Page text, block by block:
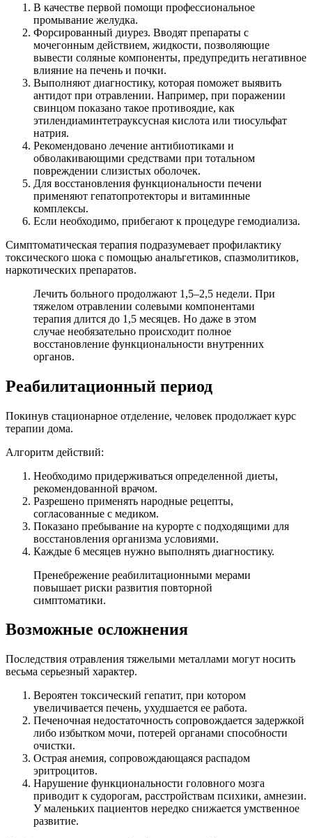
В качестве первой помощи профессиональное
промывание желудка.
Форсированный диурез. Вводят препараты с
мочегонным действием, жидкости, позволяющие
вывести соляные компоненты, предупредить негативное
влияние на печень и почки.
Выполняют диагностику, которая поможет выявить
антидот при отравлении. Например, при поражении
свинцом показано такое противоядие, как
этилендиаминтетрауксусная кислота или тиосульфат
натрия.
Рекомендовано лечение антибиотиками и
обволакивающими средствами при тотальном
повреждении слизистых оболочек.
Для восстановления функциональности печени
применяют гепатопротекторы и витаминные
комплексы.
Если необходимо, прибегают к процедуре гемодиализа.
Симптоматическая терапия подразумевает профилактику
токсического шока с помощью анальгетиков, спазмолитиков,
наркотических препаратов.
Лечить больного продолжают 1,5–2,5 недели. При
тяжелом отравлении солевыми компонентами
терапия длится до 1,5 месяцев. Но даже в этом
случае необязательно происходит полное
восстановление функциональности внутренних
органов.
Реабилитационный период
Покинув стационарное отделение, человек продолжает курс
терапии дома.
Алгоритм действий:
Необходимо придерживаться определенной диеты,
рекомендованной врачом.
Разрешено применять народные рецепты,
согласованные с медиком.
Показано пребывание на курорте с подходящими для
восстановления организма условиями.
Каждые 6 месяцев нужно выполнять диагностику.
Пренебрежение реабилитационными мерами
повышает риски развития повторной
симптоматики.
Возможные осложнения
Последствия отравления тяжелыми металлами могут носить
весьма серьезный характер.
Вероятен токсический гепатит, при котором
увеличивается печень, ухудшается ее работа.
Печеночная недостаточность сопровождается задержкой
либо избытком мочи, потерей органами способности
очистки.
Острая анемия, сопровождающаяся распадом
эритроцитов.
Нарушение функциональности головного мозга
приводит к судорогам, расстройствам психики, амнезии.
У маленьких пациентов нередко снижается умственное
развитие.